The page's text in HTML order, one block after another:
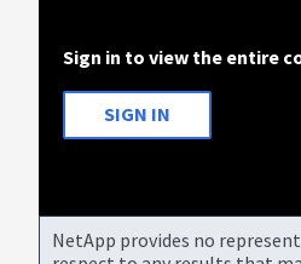
Sign in to view the entire
SIGN IN
NetApp provides no